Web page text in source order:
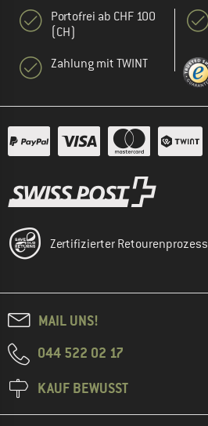
Portofrei ab CHF 100
(CH)
Zahlung mit TWINT
Zertifizierter Retourenprozess
MAIL UNS!
044 522 02 17
KAUF BEWUSST